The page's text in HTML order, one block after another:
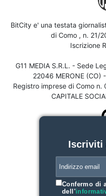
BitCity e' una testata
di Como , n. 21/
Iscrizione
G11 MEDIA S.R.L. - Sede
22046 MERONE (CO)
Registro imprese di Como
CAPITALE
Iscriviti
Confermo di
dell'